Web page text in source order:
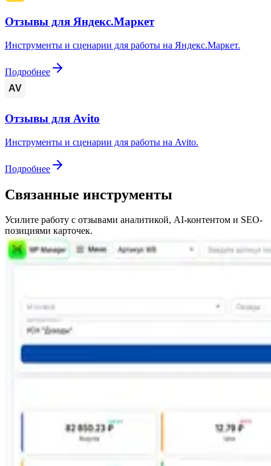
Отзывы для Яндекс.Маркет
Инструменты и сценарии для работы на Яндекс.Маркет.
Подробнее
AV
Отзывы для Avito
Инструменты и сценарии для работы на Avito.
Подробнее
Связанные инструменты
Усилите работу с отзывами аналитикой, AI-контентом и SEO-
позициями карточек.